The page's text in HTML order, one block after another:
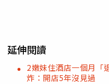
延伸閱讀
2嫩妹住酒店一個月
炸：開店5年沒見過